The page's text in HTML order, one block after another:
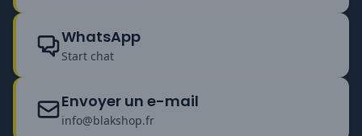
WhatsApp
Start chat
Envoyer un e-mail
info@blakshop.fr